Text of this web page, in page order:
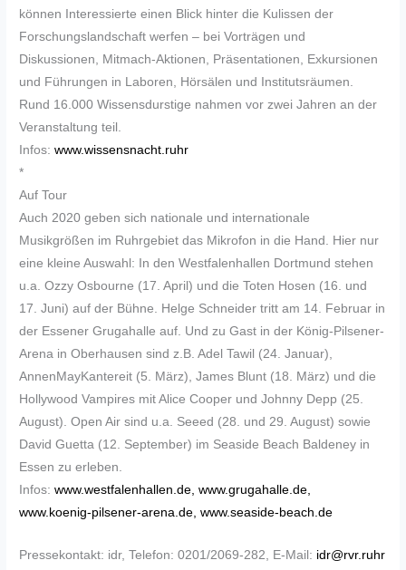
können Interessierte einen Blick hinter die Kulissen der
Forschungslandschaft werfen – bei Vorträgen und
Diskussionen, Mitmach-Aktionen, Präsentationen, Exkursionen
und Führungen in Laboren, Hörsälen und Institutsräumen.
Rund 16.000 Wissensdurstige nahmen vor zwei Jahren an der
Veranstaltung teil.
Infos:www.wissensnacht.ruhr
*
Auf Tour
Auch 2020 geben sich nationale und internationale
Musikgrößen im Ruhrgebiet das Mikrofon in die Hand. Hier nur
eine kleine Auswahl: In den Westfalenhallen Dortmund stehen
u.a. Ozzy Osbourne (17. April) und die Toten Hosen (16. und
17. Juni) auf der Bühne. Helge Schneider tritt am 14. Februar in
der Essener Grugahalle auf. Und zu Gast in der König-Pilsener-
Arena in Oberhausen sind z.B. Adel Tawil (24. Januar),
AnnenMayKantereit (5. März), James Blunt (18. März) und die
Hollywood Vampires mit Alice Cooper und Johnny Depp (25.
August). Open Air sind u.a. Seeed (28. und 29. August) sowie
David Guetta (12. September) im Seaside Beach Baldeney in
Essen zu erleben.
Infos:www.westfalenhallen.de, www.grugahalle.de,
www.koenig-pilsener-arena.de, www.seaside-beach.de
Pressekontakt: idr, Telefon: 0201/2069-282, E-Mail: idr@rvr.ruhr